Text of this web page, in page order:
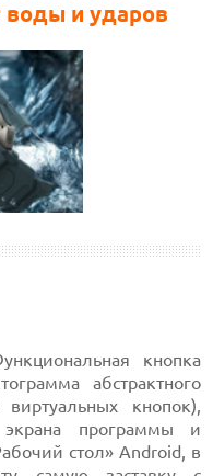
воды и ударов
кнопка
абстрактного
кнопок),
программы и
стол» Android, в